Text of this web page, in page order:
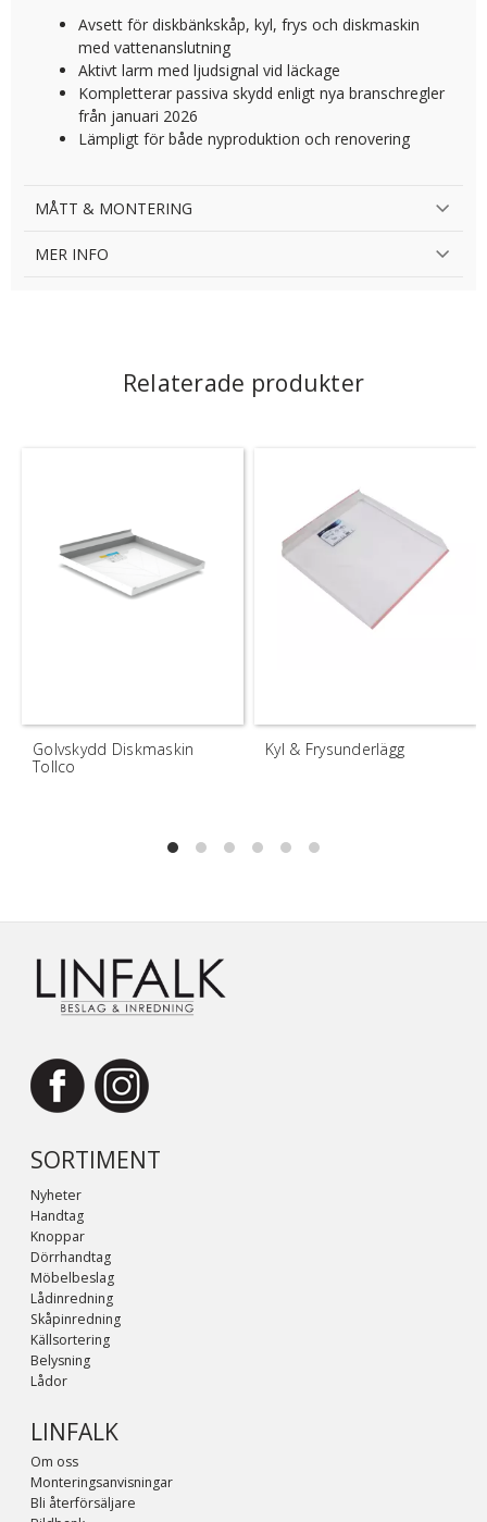
Avsett för diskbänkskåp, kyl, frys och diskmaskin
med vattenanslutning
Aktivt larm med ljudsignal vid läckage
Kompletterar passiva skydd enligt nya branschregler
från januari 2026
Lämpligt för både nyproduktion och renovering
MÅTT & MONTERING
MER INFO
Relaterade produkter
Golvskydd Diskmaskin
Tollco
Kyl & Frysunderlägg
SORTIMENT
Nyheter
Handtag
Knoppar
Dörrhandtag
Möbelbeslag
Lådinredning
Skåpinredning
Källsortering
Belysning
Lådor
LINFALK
Om oss
Monteringsanvisningar
Bli återförsäljare